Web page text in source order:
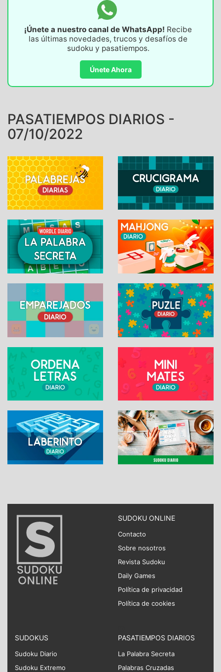
¡Únete a nuestro canal de WhatsApp! Recibe
las últimas novedades, trucos y desafíos de
sudoku y pasatiempos.
Únete Ahora
PASATIEMPOS DIARIOS -
07/10/2022
SUDOKU ONLINE
Contacto
Sobre nosotros
Revista Sudoku
Daily Games
Política de privacidad
Política de cookies
SUDOKUS
Sudoku Diario
Sudoku Extremo
PASATIEMPOS DIARIOS
La Palabra Secreta
Palabras Cruzadas